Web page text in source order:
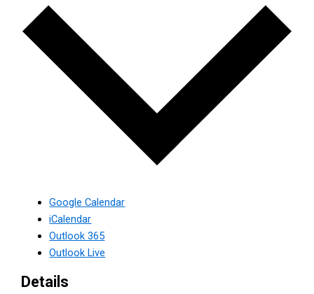
Google Calendar
iCalendar
Outlook 365
Outlook Live
Details